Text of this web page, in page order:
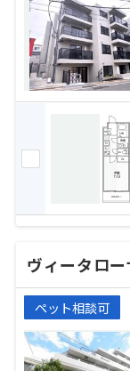
ヴィータロ
ペット相談可